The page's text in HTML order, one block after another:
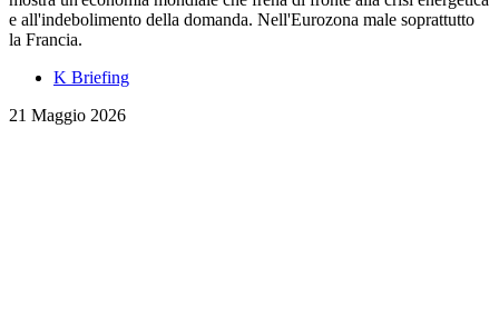
e all'indebolimento della domanda. Nell'Eurozona male soprattutto
la Francia.
K Briefing
21 Maggio 2026